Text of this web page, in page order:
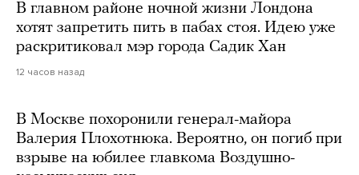
В главном районе ночной жизни Лондона
хотят запретить пить в пабах стоя. Идею уже
раскритиковал мэр города Садик Хан
12 часов назад
В Москве похоронили генерал-майора
Валерия Плохотнюка. Вероятно, он погиб при
взрыве на юбилее главкома Воздушно-